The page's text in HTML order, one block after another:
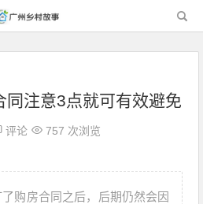
同注意3点就可有效避免
评论 757 次浏览
购房合同之后，后期仍然会因